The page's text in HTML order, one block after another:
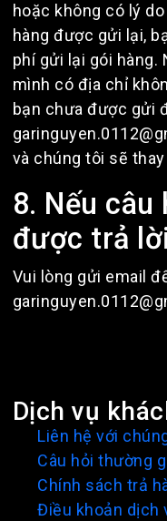
hoặc không có lý
hàng được gửi lại,
phí gửi lại gói hàng.
mình có địa chỉ
bạn chưa được gửi
và chúng tôi sẽ
8. Nếu
được trả
Vui lòng gửi email
Dịch vụ
Liên hệ với
Câu hỏi thường
Chính sách trả
Điều khoản dịch